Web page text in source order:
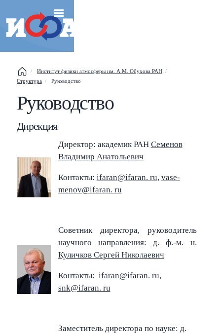
Институт физики атмосферы им. А.М. Обухова РАН
Структура
Руководство
Руководство
Дирекция
Директор: академик РАН Семенов
Владимир Анатольевич
Контакты: ifaran@ifaran. ru, vase­
menov@ifaran. ru
Советник директора, руководитель
научного направления: д. ф.-м. н.
Куличков Сергей Николаевич
Контакты: ifaran@ifaran. ru,
snk@ifaran. ru
Заместитель директора по науке: д.
Search popup /
Navigate posts